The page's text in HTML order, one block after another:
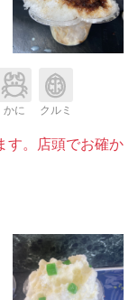
かに クルミ
す。店頭でお確か